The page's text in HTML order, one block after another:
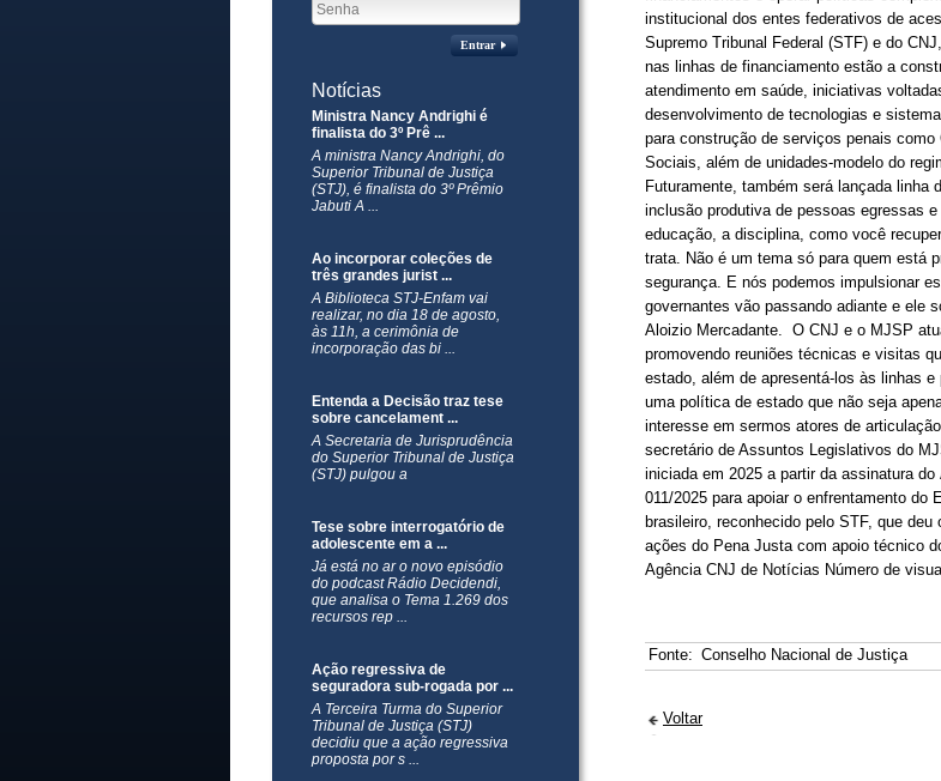
Entrar
Notícias
Ministra Nancy Andrighi é
finalista do 3º Prê ...
​A ministra Nancy Andrighi, do
Superior Tribunal de Justiça
(STJ), é finalista do 3º Prêmio
Jabuti A ...
Ao incorporar coleções de
três grandes jurist ...
A Biblioteca STJ-Enfam vai
realizar, no dia 18 de agosto,
às 11h, a cerimônia de
incorporação das bi ...
Entenda a Decisão traz tese
sobre cancelament ...
A Secretaria de Jurisprudência
do Superior Tribunal de Justiça
(STJ) pulgou a
Tese sobre interrogatório de
adolescente em a ...
​Já está no ar o novo episódio
do podcast Rádio Decidendi,
que analisa o Tema 1.269 dos
recursos rep ...
Ação regressiva de
seguradora sub-rogada por ...
​A Terceira Turma do Superior
Tribunal de Justiça (STJ)
decidiu que a ação regressiva
proposta por s ...
institucional dos entes federativos de
Supremo Tribunal Federal (STF) e do
nas linhas de financiamento estão a
atendimento em saúde, iniciativas
desenvolvimento de tecnologias e
para construção de serviços penais
Sociais, além de unidades-modelo do
Futuramente, também será lançada linha
inclusão produtiva de pessoas egressas
educação, a disciplina, como você
trata. Não é um tema só para quem está
segurança. E nós podemos impulsionar
governantes vão passando adiante e ele
Aloizio Mercadante. O CNJ e o MJSP
promovendo reuniões técnicas e visitas
estado, além de apresentá-los às linhas
uma política de estado que não seja
interesse em sermos atores de
secretário de Assuntos Legislativos do
iniciada em 2025 a partir da assinatura
011/2025 para apoiar o enfrentamento
brasileiro, reconhecido pelo STF, que
ações do Pena Justa com apoio técnico
Agência CNJ de Notícias Número de
Fonte: Conselho Nacional de Justiça
Voltar